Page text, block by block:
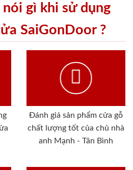
nói gì khi sử dụng
SaiGonDoor ?
Đánh giá sản phẩm cửa gỗ
chất lượng tốt của chủ nhà
anh Mạnh - Tân Bình